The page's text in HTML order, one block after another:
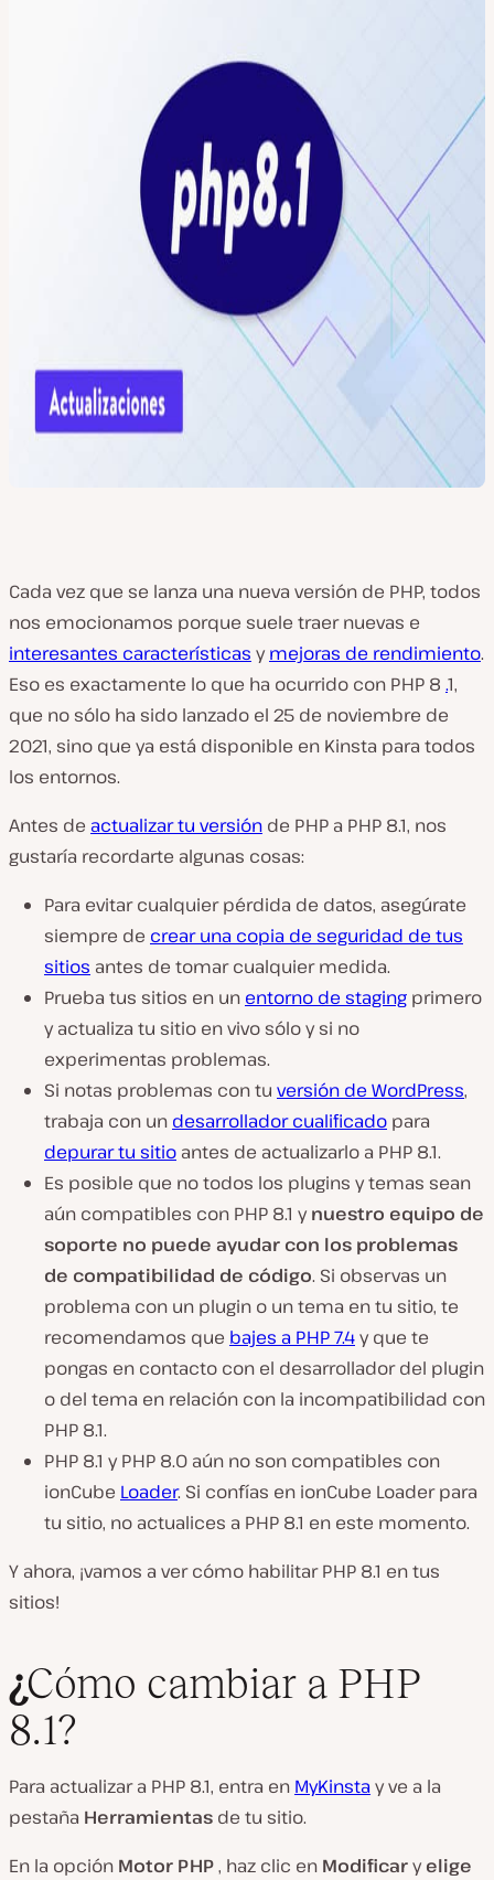
Cada vez que se lanza una nueva versión de PHP, todos
nos emocionamos porque suele traer nuevas e
interesantes características ymejoras de rendimiento.
Eso es exactamente lo que ha ocurrido con PHP 8 .1,
que no sólo ha sido lanzado el 25 de noviembre de
2021, sino que ya está disponible en Kinsta para todos
los entornos.
Antes de actualizar tu versión de PHP a PHP 8.1, nos
gustaría recordarte algunas cosas:
Para evitar cualquier pérdida de datos, asegúrate
siempre de crear una copia de seguridad de tus
sitios antes de tomar cualquier medida.
Prueba tus sitios en un entorno de staging primero
y actualiza tu sitio en vivo sólo y si no
experimentas problemas.
Si notas problemas con tu versión de WordPress,
trabaja con un desarrollador cualificado para
depurar tu sitio antes de actualizarlo a PHP 8.1.
Es posible que no todos los plugins y temas sean
aún compatibles con PHP 8.1 ynuestro equipo de
soporte no puede ayudar con los problemas
de compatibilidad de código. Si observas un
problema con un plugin o un tema en tu sitio, te
recomendamos que bajes a PHP 7.4y que te
pongas en contacto con el desarrollador del plugin
o del tema en relación con la incompatibilidad con
PHP 8.1.
PHP 8.1 y PHP 8.0 aún no son compatibles con
ionCube Loader. Si confías en ionCube Loader para
tu sitio, no actualices a PHP 8.1 en este momento.
Y ahora, ¡vamos a ver cómo habilitar PHP 8.1 en tus
sitios!
¿Cómo cambiar a PHP
8.1?
Para actualizar a PHP 8.1, entra en MyKinstay ve a la
pestaña Herramientas de tu sitio.
En la opción Motor PHP, haz clic en Modificaryelige